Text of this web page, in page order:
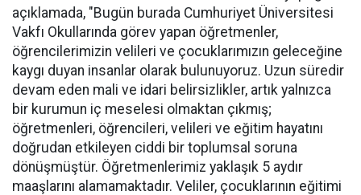
açıklamada, "Bugün burada Cumhuriyet Üniversitesi
Vakfı Okullarında görev yapan öğretmenler,
öğrencilerimizin velileri ve çocuklarımızın geleceğine
kaygı duyan insanlar olarak bulunuyoruz. Uzun süredir
devam eden mali ve idari belirsizlikler, artık yalnızca
bir kurumun iç meselesi olmaktan çıkmış;
öğretmenleri, öğrencileri, velileri ve eğitim hayatını
doğrudan etkileyen ciddi bir toplumsal soruna
dönüşmüştür. Öğretmenlerimiz yaklaşık 5 aydır
maaşlarını alamamaktadır. Veliler, çocuklarının eğitimi